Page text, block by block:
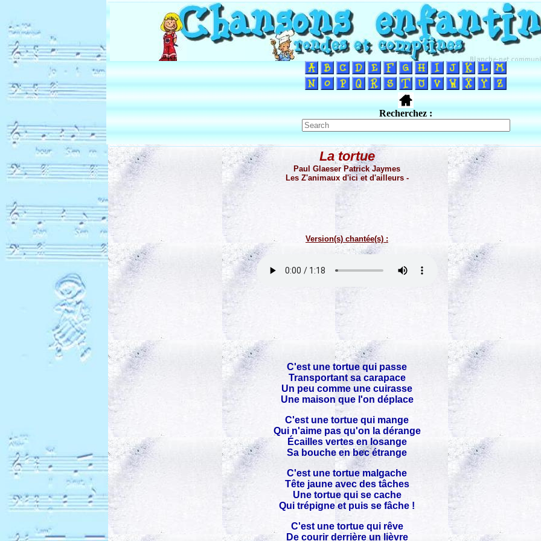
Recherchez :
La tortue
Paul Glaeser Patrick Jaymes
Les Z'animaux d'ici et d'ailleurs -
Version(s) chantée(s) :
C'est une tortue qui passe
Transportant sa carapace
Un peu comme une cuirasse
Une maison que l'on déplace
C'est une tortue qui mange
Qui n'aime pas qu'on la dérange
Écailles vertes en losange
Sa bouche en bec étrange
C'est une tortue malgache
Tête jaune avec des tâches
Une tortue qui se cache
Qui trépigne et puis se fâche !
C'est une tortue qui rêve
De courir derrière un lièvre